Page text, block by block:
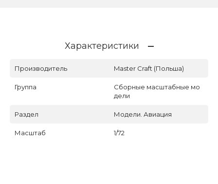
Характеристики
Производитель Master Craft (Польша)
Группа
Сборные масштабные мо
дели
Раздел Модели. Авиация
Масштаб 1/72